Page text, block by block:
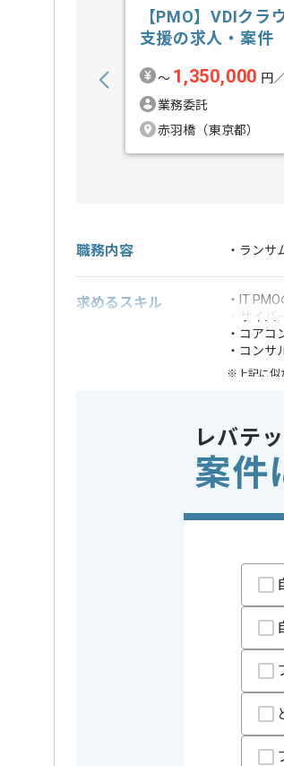
【PMO】VDIクラ
支援の求人・案件
〜 1,350,000 円
業務委託
赤羽橋（東京都）
職務内容 ・ランサ
求めるスキル
・IT
・サイ
・コアコ
・コンサ
※上記に似
特徴
複数案件を保有している企業です
ご経験と実績に応じてスライド
新しいアイディアや技術を積極的
経験豊富なエンジニアと成長が
スキルアップされたい方、長期
首都圏または遠方からリモート
レバテ
案件